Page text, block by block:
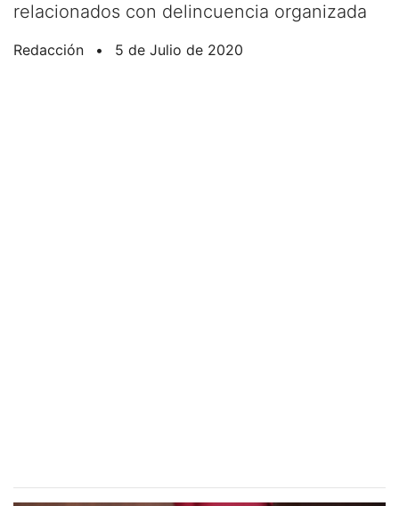
relacionados con delincuencia organizada
Redacción • 5 de Julio de 2020